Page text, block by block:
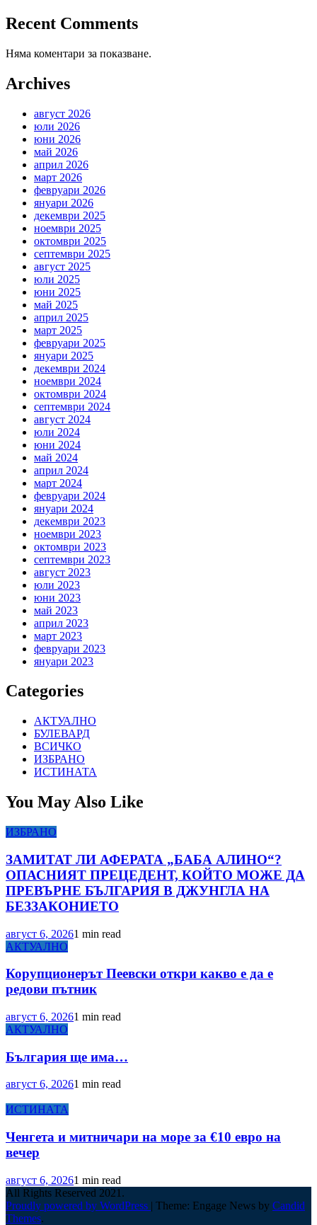
Recent Comments
Няма коментари за показване.
Archives
август 2026
юли 2026
юни 2026
май 2026
април 2026
март 2026
февруари 2026
януари 2026
декември 2025
ноември 2025
октомври 2025
септември 2025
август 2025
юли 2025
юни 2025
май 2025
април 2025
март 2025
февруари 2025
януари 2025
декември 2024
ноември 2024
октомври 2024
септември 2024
август 2024
юли 2024
юни 2024
май 2024
април 2024
март 2024
февруари 2024
януари 2024
декември 2023
ноември 2023
октомври 2023
септември 2023
август 2023
юли 2023
юни 2023
май 2023
април 2023
март 2023
февруари 2023
януари 2023
Categories
АКТУАЛНО
БУЛЕВАРД
ВСИЧКО
ИЗБРАНО
ИСТИНАТА
You May Also Like
ИЗБРАНО
ЗАМИТАТ ЛИ АФЕРАТА „БАБА АЛИНО“?
ОПАСНИЯТ ПРЕЦЕДЕНТ, КОЙТО МОЖЕ ДА
ПРЕВЪРНЕ БЪЛГАРИЯ В ДЖУНГЛА НА
БЕЗЗАКОНИЕТО
август 6, 20261 min read
АКТУАЛНО
Корупционерът Пеевски откри какво е да е
редови пътник
август 6, 20261 min read
АКТУАЛНО
България ще има…
август 6, 20261 min read
ИСТИНАТА
Ченгета и митничари на море за €10 евро на
вечер
август 6, 20261 min read
All Rights Reserved 2021.
Proudly powered by WordPress | Theme: Engage News by Candid
Themes.